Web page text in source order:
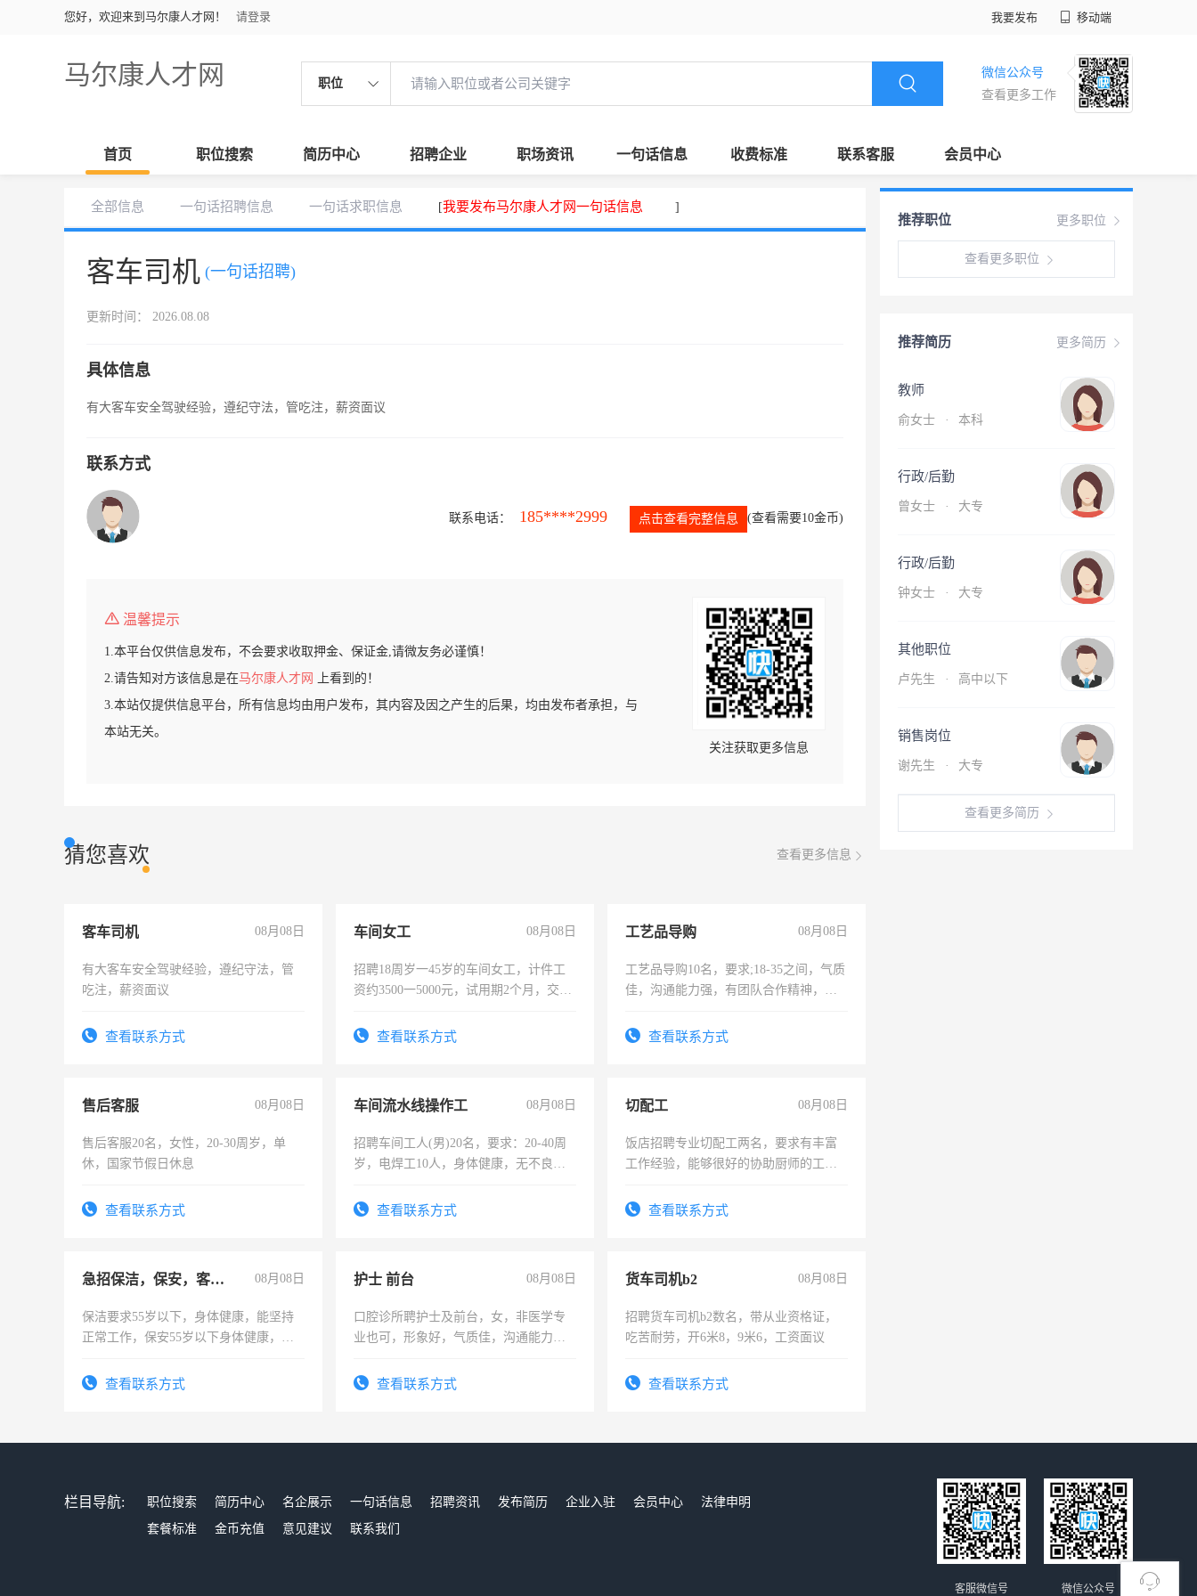
您好，欢迎来到马尔康人才网！ 请登录 我要发布 移动端
马尔康人才网 职位
微信公众号
查看更多工作
首页 职位搜索 简历中心 招聘企业 职场资讯 一句话信息 收费标准 联系客服 会员中心
全部信息 一句话招聘信息 一句话求职信息 [我要发布马尔康人才网一句话信息 ]
客车司机 (一句话招聘)
更新时间： 2026.08.08
具体信息
有大客车安全驾驶经验，遵纪守法，管吃注，薪资面议
联系方式
联系电话： 185****2999 点击查看完整信息 (查看需要10金币)
温馨提示
1.本平台仅供信息发布，不会要求收取押金、保证金,请微友务必谨慎！
2.请告知对方该信息是在马尔康人才网
上看到的！
3.本站仅提供信息平台，所有信息均由用户发布，其内容及因之产生的后果，均由发布者承担，与
本站无关。
关注获取更多信息
猜您喜欢 查看更多信息
客车司机 08月08日
有大客车安全驾驶经验，遵纪守法，管
吃注，薪资面议
查看联系方式
车间女工 08月08日
招聘18周岁一45岁的车间女工，计件工
资约3500一5000元，试用期2个月，交五
查看联系方式
工艺品导购 08月08日
工艺品导购10名，要求;18-35之间，气质
佳，沟通能力强，有团队合作精神，有
查看联系方式
售后客服 08月08日
售后客服20名，女性，20-30周岁，单
休，国家节假日休息
查看联系方式
车间流水线操作工 08月08日
招聘车间工人(男)20名，要求：20-40周
岁，电焊工10人，身体健康，无不良嗜
宿，免费发放劳保用品，两班倒，每月
查看联系方式
切配工 08月08日
饭店招聘专业切配工两名，要求有丰富
工作经验，能够很好的协助厨师的工
4500。查看联系方式
急招保洁，保安，客服，工程 08月08日
保洁要求55岁以下，身体健康，能坚持
正常工作，保安55岁以下身体健康，有
录，客服要求45岁以下高中以上文化，
查看联系方式
护士 前台 08月08日
口腔诊所聘护士及前台，女，非医学专
业也可，形象好，气质佳，沟通能力
查看联系方式
货车司机b2 08月08日
招聘货车司机b2数名，带从业资格证，
吃苦耐劳，开6米8，9米6，工资面议
查看联系方式
更多职位
推荐职位
查看更多职位
更多简历
推荐简历
教师
俞女士 · 本科
行政/后勤
曾女士 · 大专
行政/后勤
钟女士 · 大专
其他职位
卢先生 · 高中以下
销售岗位
谢先生 · 大专
查看更多简历
栏目导航: 职位搜索 简历中心 名企展示 一句话信息 招聘资讯 发布简历 企业入驻 会员中心
法律申明
套餐标准
金币充值 意见建议 联系我们
微信公众号
客服微信号